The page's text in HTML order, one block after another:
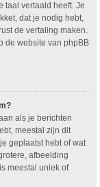
taal vertaald heeft. Je
dat je nodig hebt,
de vertaling maken.
de website van phpBB
als je berichten
meestal zijn dit
geplaatst hebt of wat
afbeelding
meestal uniek of